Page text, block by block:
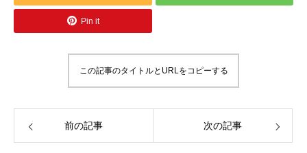
Pin it
この記事のタイトルとURLをコピーする
前の記事 次の記事